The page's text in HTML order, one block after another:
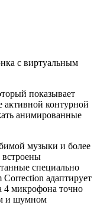
с виртуальным
показывает
контурной
анимированные
музыки и более
встроены
специально
адаптирует
4 микрофона точно
и шумном